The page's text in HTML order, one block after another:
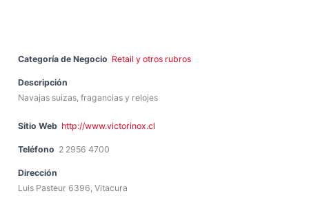
Categoría de Negocio Retail y otros rubros
Descripción
Navajas suizas, fragancias y relojes
Sitio Web http://www.victorinox.cl
Teléfono 2 2956 4700
Dirección
Luis Pasteur 6396, Vitacura